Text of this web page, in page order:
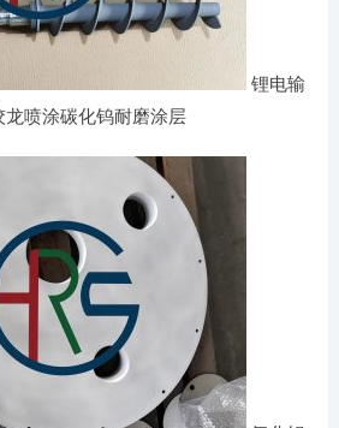
锂电输
龙喷涂碳化钨耐磨涂层